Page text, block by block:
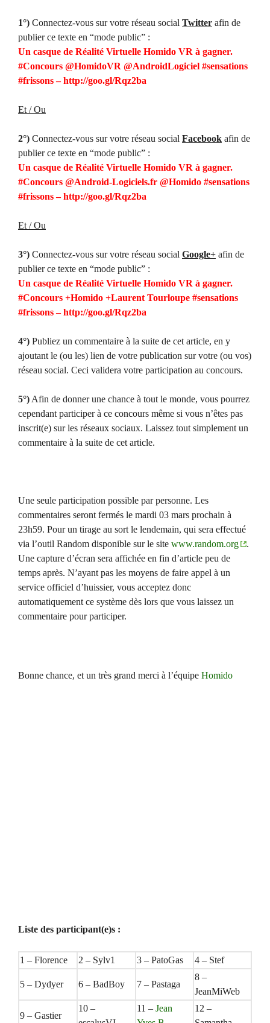
1°) Connectez-vous sur votre réseau social Twitter afin de
publier ce texte en “mode public” :
Un casque de Réalité Virtuelle Homido VR à gagner.
#Concours @HomidoVR @AndroidLogiciel #sensations
#frissons – http://goo.gl/Rqz2ba
Et / Ou
2°) Connectez-vous sur votre réseau social Facebook afin de
publier ce texte en “mode public” :
Un casque de Réalité Virtuelle Homido VR à gagner.
#Concours @Android-Logiciels.fr​ @Homido #sensations
#frissons – http://goo.gl/Rqz2ba
Et / Ou
3°) Connectez-vous sur votre réseau social Google+ afin de
publier ce texte en “mode public” :
Un casque de Réalité Virtuelle Homido VR à gagner.
#Concours +Homido +Laurent Tourloupe #sensations
#frissons – http://goo.gl/Rqz2ba
4°) Publiez un commentaire à la suite de cet article, en y
ajoutant le (ou les) lien de votre publication sur votre (ou vos)
réseau social. Ceci validera votre participation au concours.
5°) Afin de donner une chance à tout le monde, vous pourrez
cependant participer à ce concours même si vous n’êtes pas
inscrit(e) sur les réseaux sociaux. Laissez tout simplement un
commentaire à la suite de cet article.
Une seule participation possible par personne. Les
commentaires seront fermés le mardi 03 mars prochain à
23h59. Pour un tirage au sort le lendemain, qui sera effectué
via l’outil Random disponible sur le site www.random.org
.
Une capture d’écran sera affichée en fin d’article peu de
temps après. N’ayant pas les moyens de faire appel à un
service officiel d’huissier, vous acceptez donc
automatiquement ce système dès lors que vous laissez un
commentaire pour participer.
Bonne chance, et un très grand merci à l’équipe Homido
Liste des participant(e)s :
1 – Florence 2 – Sylv1 3 – PatoGas 4 – Stef
5 – Dydyer 6 – BadBoy 7 – Pastaga
8 –
JeanMiWeb
9 – Gastier
10 –
11 – Jean
12 –